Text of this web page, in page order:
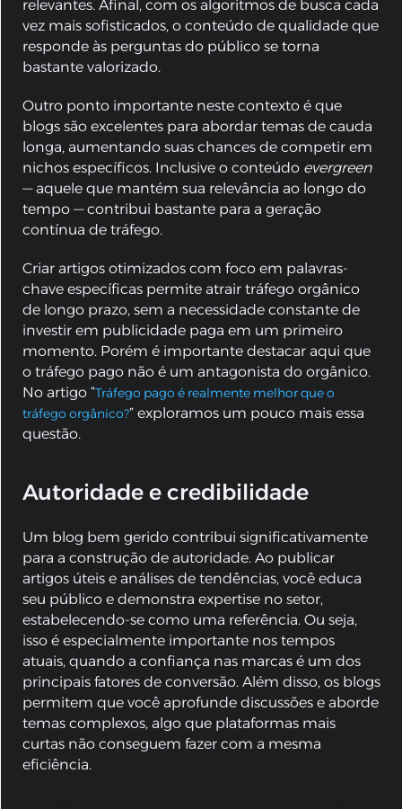
relevantes. Afinal, com os algoritmos de busca cada
vez mais sofisticados, o conteúdo de qualidade que
responde às perguntas do público se torna
bastante valorizado.
Outro ponto importante neste contexto é que
blogs são excelentes para abordar temas de cauda
longa, aumentando suas chances de competir em
nichos específicos. Inclusive o conteúdo evergreen
— aquele que mantém sua relevância ao longo do
tempo — contribui bastante para a geração
contínua de tráfego.
Criar artigos otimizados com foco em palavras-
chave específicas permite atrair tráfego orgânico
de longo prazo, sem a necessidade constante de
investir em publicidade paga em um primeiro
momento. Porém é importante destacar aqui que
o tráfego pago não é um antagonista do orgânico.
No artigo “Tráfego pago é realmente melhor que o
tráfego orgânico?” exploramos um pouco mais essa
questão.
Autoridade e credibilidade
Um blog bem gerido contribui significativamente
para a construção de autoridade. Ao publicar
artigos úteis e análises de tendências, você educa
seu público e demonstra expertise no setor,
estabelecendo-se como uma referência. Ou seja,
isso é especialmente importante nos tempos
atuais, quando a confiança nas marcas é um dos
principais fatores de conversão. Além disso, os blogs
permitem que você aprofunde discussões e aborde
temas complexos, algo que plataformas mais
curtas não conseguem fazer com a mesma
eficiência.